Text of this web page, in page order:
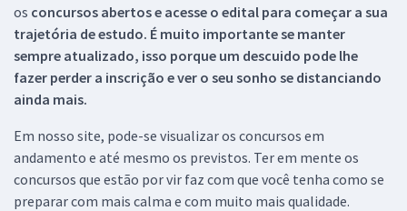
os concursos abertos e acesse o edital para começar a sua
trajetória de estudo. É muito importante se manter
sempre atualizado, isso porque um descuido pode lhe
fazer perder a inscrição e ver o seu sonho se distanciando
ainda mais.
Em nosso site, pode-se visualizar os concursos em
andamento e até mesmo os previstos. Ter em mente os
concursos que estão por vir faz com que você tenha como se
preparar com mais calma e com muito mais qualidade.